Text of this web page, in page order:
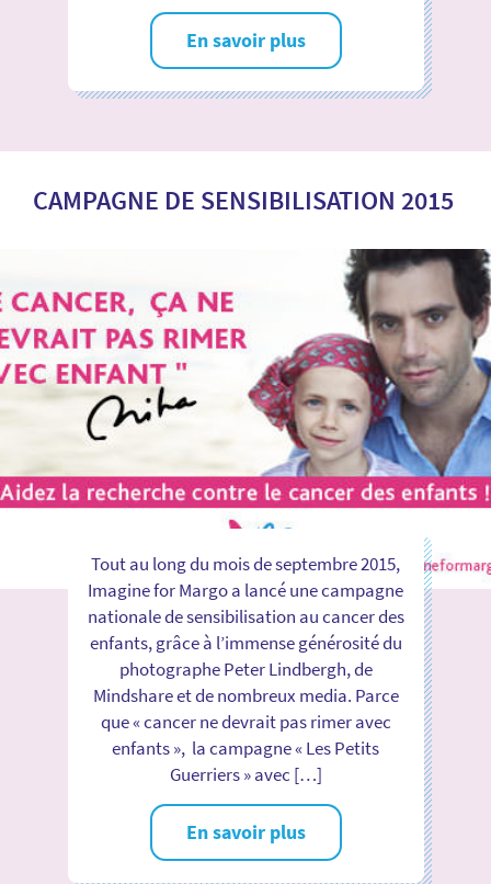
En savoir plus
CAMPAGNE DE SENSIBILISATION 2015
Tout au long du mois de septembre 2015,
Imagine for Margo a lancé une campagne
nationale de sensibilisation au cancer des
enfants, grâce à l’immense générosité du
photographe Peter Lindbergh, de
Mindshare et de nombreux media. Parce
que « cancer ne devrait pas rimer avec
enfants », la campagne « Les Petits
Guerriers » avec […]
En savoir plus